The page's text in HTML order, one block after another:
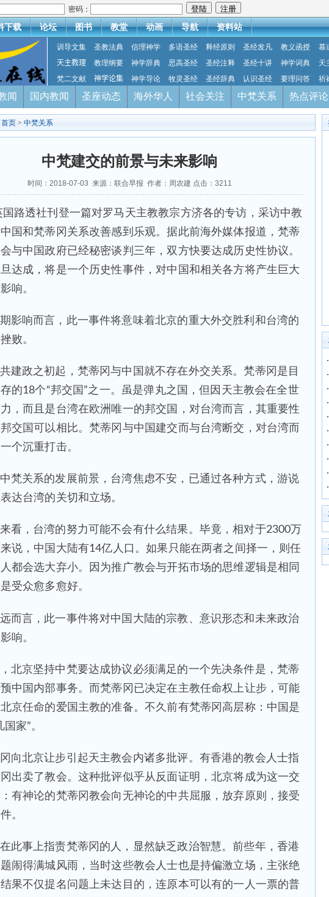
密码：
下载 论坛 图书 教堂 动画 导航 资料站
训导文集 圣教法典 信理神学 多语圣经 释经原则 圣经发凡 教义函授 慕
天主教理
教理纲要 神学辞典 思高圣经 圣经注释 圣经十讲 神学词典 天
梵二文献
神学论集 神学导论 牧灵圣经 圣经辞典 认识圣经 要理问答 祈
闻 国内教闻 圣座动态 海外华人 社会关注 中梵关系 热点评论
首页 > 中梵关系
中梵建交的前景与未来影响
时间：2018-07-03 来源：联合早报 作者：周农建 点击： 3211
国路透社刊登一篇对罗马天主教教宗方济各的专访，采访中教
国和梵蒂冈关系改善感到乐观。据此前海外媒体报道，梵蒂
与中国政府已经秘密谈判三年，双方快要达成历史性协议。
达成，将是一个历史性事件，对中国和相关各方将产生巨大
响。
影响而言，此一事件将意味着北京的重大外交胜利和台湾的
败。
建政之初起，梵蒂冈与中国就不存在外交关系。梵蒂冈是目
的18个“邦交国”之一。虽是弹丸之国，但因天主教会在全世
，而且是台湾在欧洲唯一的邦交国，对台湾而言，其重要性
交国可以相比。梵蒂冈与中国建交而与台湾断交，对台湾而
个沉重打击。
梵关系的发展前景，台湾焦虑不安，已通过各种方式，游说
达台湾的关切和立场。
看，台湾的努力可能不会有什么结果。毕竟，相对于2300万
说，中国大陆有14亿人口。如果只能在两者之间择一，则任
都会选大弃小。因为推广教会与开拓市场的思维逻辑是相同
受众愈多愈好。
而言，此一事件将对中国大陆的宗教、意识形态和未来政治
响。
北京坚持中梵要达成协议必须满足的一个先决条件是，梵蒂
中国内部事务。而梵蒂冈已决定在主教任命权上让步，可能
京任命的爱国主教的准备。不久前有梵蒂冈高层称：中国是
家”。
向北京让步引起天主教会内诸多批评。有香港的教会人士指
出卖了教会。这种批评似乎从反面证明，北京将成为这一交
有神论的梵蒂冈教会向无神论的中共屈服，放弃原则，接受
。
此事上指责梵蒂冈的人，显然缺乏政治智慧。前些年，香港
闹得满城风雨，当时这些教会人士也是持偏激立场，主张绝
果不仅提名问题上未达目的，连原本可以有的一人一票的普